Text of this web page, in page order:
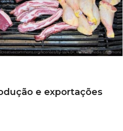
e exportações